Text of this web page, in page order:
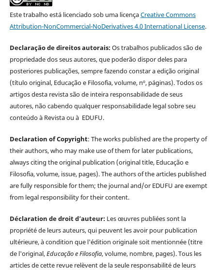
Este trabalho está licenciado sob uma licençaCreative Commons
Attribution-NonCommercial-NoDerivatives 4.0 International License.
Declaração de direitos autorais:Os trabalhos publicados são de
propriedade dos seus autores, que poderão dispor deles para
posteriores publicações, sempre fazendo constar a edição original
(título original, Educação e Filosofia, volume, nº, páginas). Todos os
artigos desta revista são de inteira responsabilidade de seus
autores, não cabendo qualquer responsabilidade legal sobre seu
conteúdo à Revista ou à EDUFU.
Declaration of Copyright: The works published are the property of
their authors, who may make use of them for later publications,
always citing the original publication (original title, Educação e
Filosofia, volume, issue, pages). The authors of the articles published
are fully responsible for them; the journal and/or EDUFU are exempt
from legal responsibility for their content.
Déclaration de droit d’auteur: Les œuvres publiées sont la
propriété de leurs auteurs, qui peuvent les avoir pour publication
ultérieure, à condition que l'édition originale soit mentionnée (titre
de l'original,Educação e Filosofia, volume, nombre, pages). Tous les
articles de cette revue relèvent de la seule responsabilité de leurs